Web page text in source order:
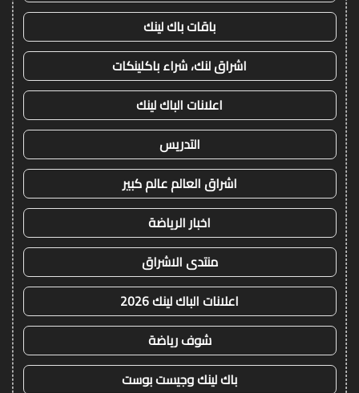
باقات باك لينك
اشراق لنك، شراء باكلينكات
اعلانات الباك لينك
التدريس
اشراق العالم عالم كبير
اخبار الرياضة
منتدى الاشراق
اعلانات الباك لينك 2026
شوف رياضة
باك لينك وجيست بوست